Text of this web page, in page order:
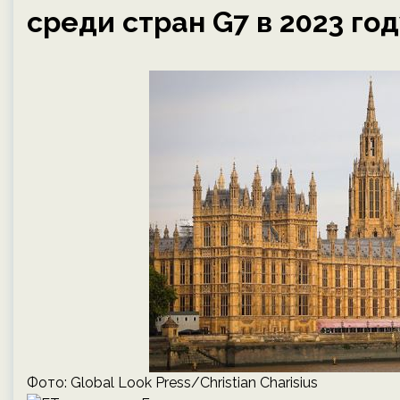
среди стран G7 в 2023
Фото: Global Look Press/Christian Charisius